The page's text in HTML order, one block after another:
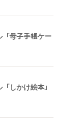
「母子手帳ケー
しかけ絵本」